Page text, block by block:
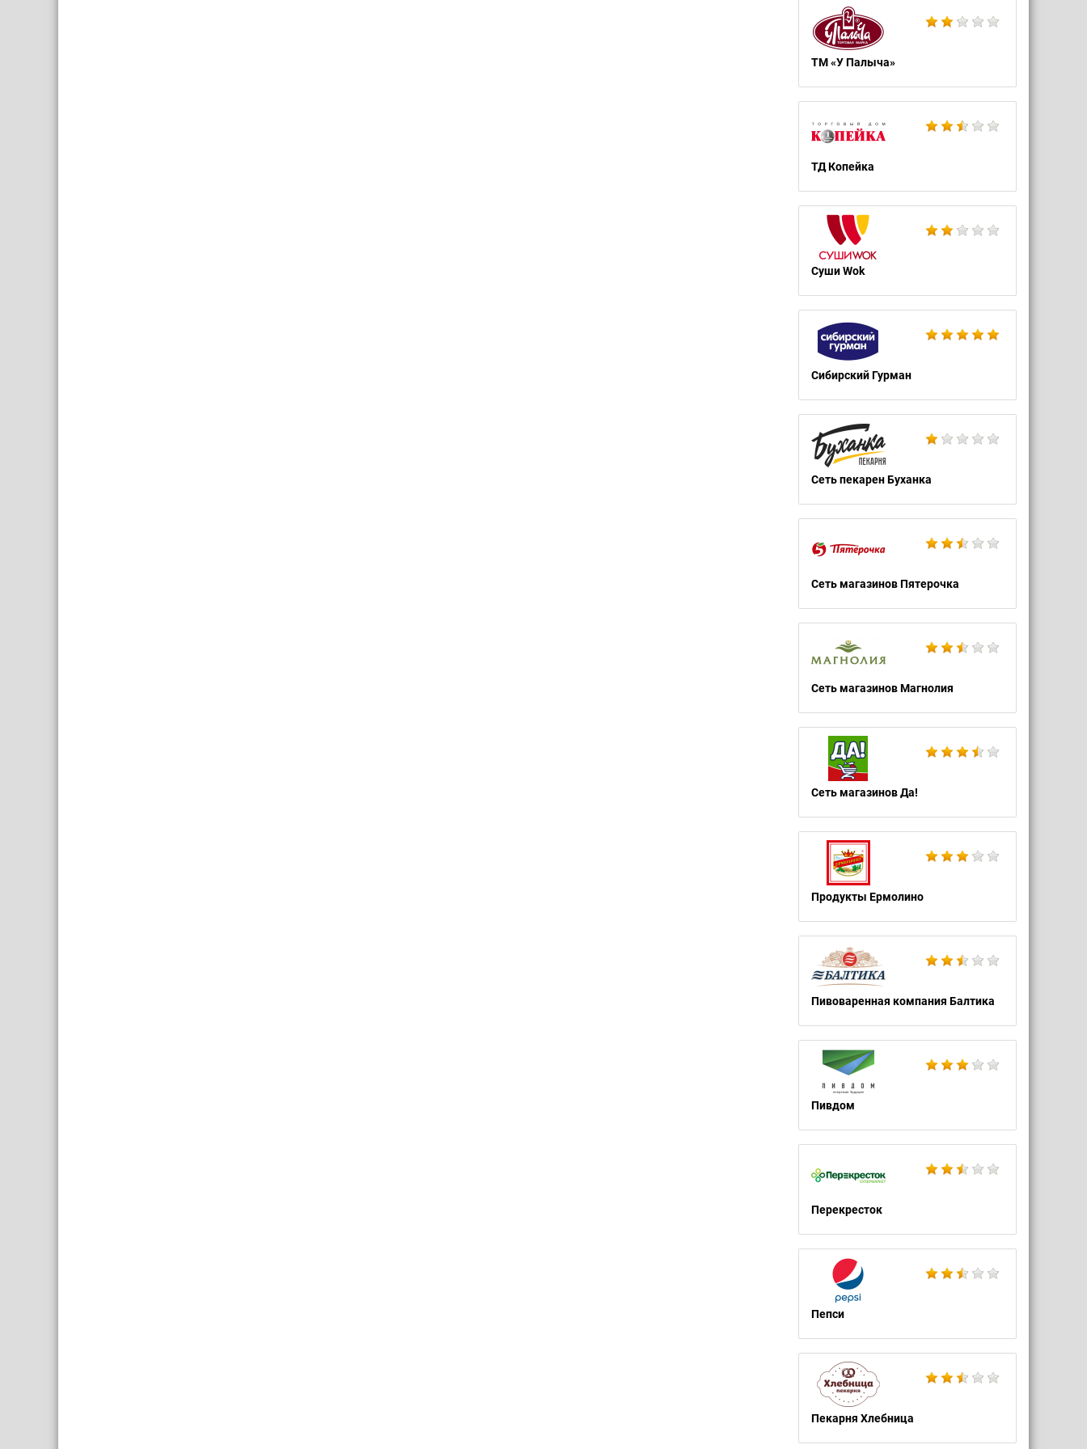
ТМ «У Палыча»
ТД Копейка
Суши Wok
Сибирский Гурман
Сеть пекарен Буханка
Сеть магазинов Пятерочка
Сеть магазинов Магнолия
Сеть магазинов Да!
Продукты Ермолино
Пивоваренная компания Балтика
Пивдом
Перекресток
Пепси
Пекарня Хлебница